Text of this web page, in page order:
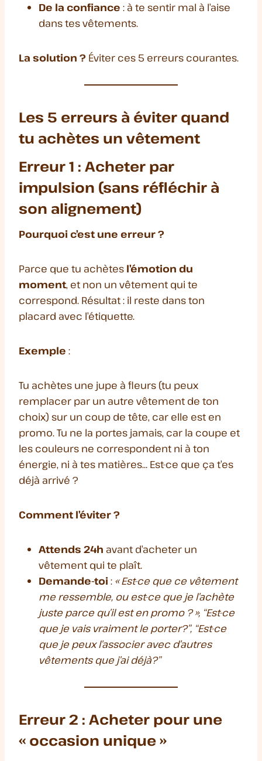
De la confiance : à te sentir mal à l’aise
dans tes vêtements.
La solution ? Éviter ces 5 erreurs courantes.
Les 5 erreurs à éviter quand
tu achètes un vêtement
Erreur 1 : Acheter par
impulsion (sans réfléchir à
son alignement)
Pourquoi c’est une erreur ?
Parce que tu achètes l’émotion du
moment, et non un vêtement qui te
correspond. Résultat : il reste dans ton
placard avec l’étiquette.
Exemple :
Tu achètes une jupe à fleurs (tu peux
remplacer par un autre vêtement de ton
choix) sur un coup de tête, car elle est en
promo. Tu ne la portes jamais, car la coupe et
les couleurs ne correspondent ni à ton
énergie, ni à tes matières… Est-ce que ça t’es
déjà arrivé ?
Comment l’éviter ?
Attends 24h avant d’acheter un
vêtement qui te plaît.
Demande-toi : « Est-ce que ce vêtement
me ressemble, ou est-ce que je l’achète
juste parce qu’il est en promo ? », “Est-ce
que je vais vraiment le porter?”, “Est-ce
que je peux l’associer avec d’autres
vêtements que j’ai déjà?”
Erreur 2 : Acheter pour une
« occasion unique »